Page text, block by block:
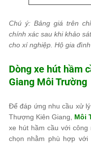
Chú ý: Bảng giá trên
chính xác sau khi khảo
cho xí nghiệp. Hộ gia
Dòng xe hút hầm
Giang Môi Trường
Để đáp ứng nhu cầu xử
Thượng Kiên Giang, Môi
xe hút hầm cầu với
chọn nhằm phù hợp